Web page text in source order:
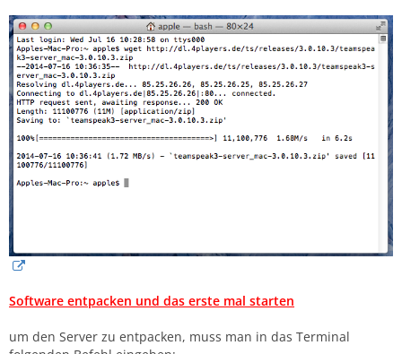
Software entpacken und das erste mal starten
um den Server zu entpacken, muss man in das Terminal